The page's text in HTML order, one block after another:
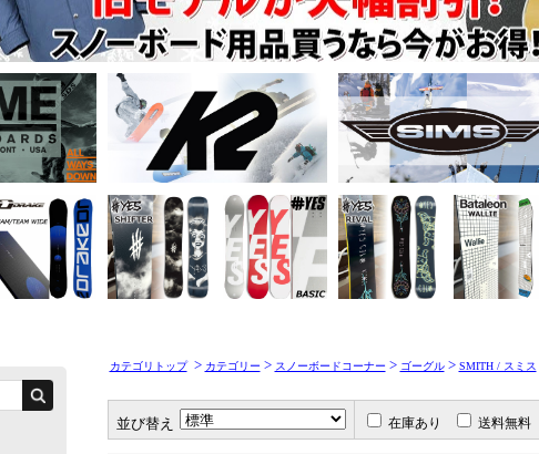
カテゴリトップ> カテゴリー > スノーボードコーナー > ゴーグル> SMITH / スミス
並び替え 在庫あり 送料無料